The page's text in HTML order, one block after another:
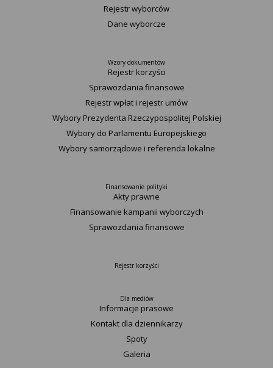
Rejestr wyborców
Dane wyborcze
Wzory dokumentów
Rejestr korzyści
Sprawozdania finansowe
Rejestr wpłat i rejestr umów
Wybory Prezydenta Rzeczypospolitej Polskiej
Wybory do Parlamentu Europejskiego
Wybory samorządowe i referenda lokalne
Finansowanie polityki
Akty prawne
Finansowanie kampanii wyborczych
Sprawozdania finansowe
Rejestr korzyści
Dla mediów
Informacje prasowe
Kontakt dla dziennikarzy
Spoty
Galeria